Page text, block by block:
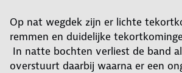
Op nat wegdek zijn er lichte
remmen en duidelijke
In natte bochten verliest de band
overstuurt daarbij waarna er een